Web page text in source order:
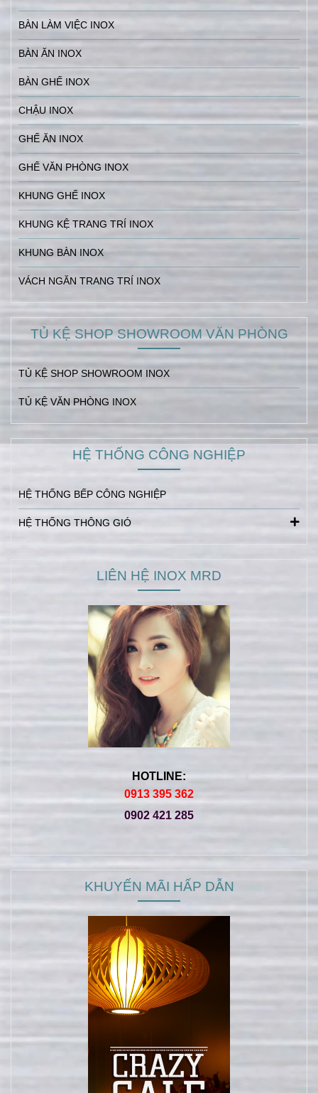
BÀN LÀM VIỆC INOX
BÀN ĂN INOX
BÀN GHẾ INOX
CHẬU INOX
GHẾ ĂN INOX
GHẾ VĂN PHÒNG INOX
KHUNG GHẾ INOX
KHUNG KỆ TRANG TRÍ INOX
KHUNG BÀN INOX
VÁCH NGĂN TRANG TRÍ INOX
TỦ KỆ SHOP SHOWROOM VĂN PHÒNG
TỦ KỆ SHOP SHOWROOM INOX
TỦ KỆ VĂN PHÒNG INOX
HỆ THỐNG CÔNG NGHIỆP
HỆ THỐNG BẾP CÔNG NGHIỆP
HỆ THỐNG THÔNG GIÓ
LIÊN HỆ INOX MRD
HOTLINE:
0913 395 362
0902 421 285
KHUYẾN MÃI HẤP DẪN